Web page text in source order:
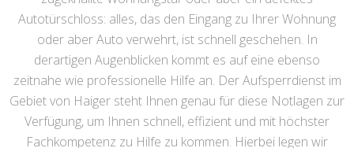
Autotürschloss: alles, das den Eingang zu Ihrer Wohnung
oder aber Auto verwehrt, ist schnell geschehen. In
derartigen Augenblicken kommt es auf eine ebenso
zeitnahe wie professionelle Hilfe an. Der Aufsperrdienst im
Gebiet von Haiger steht Ihnen genau für diese Notlagen zur
Verfügung, um Ihnen schnell, effizient und mit höchster
Fachkompetenz zu Hilfe zu kommen. Hierbei legen wir